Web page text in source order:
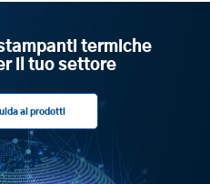
termiche
il tuo settore
ai prodotti